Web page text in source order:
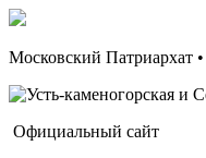
Московский Патриархат
Официальный сайт